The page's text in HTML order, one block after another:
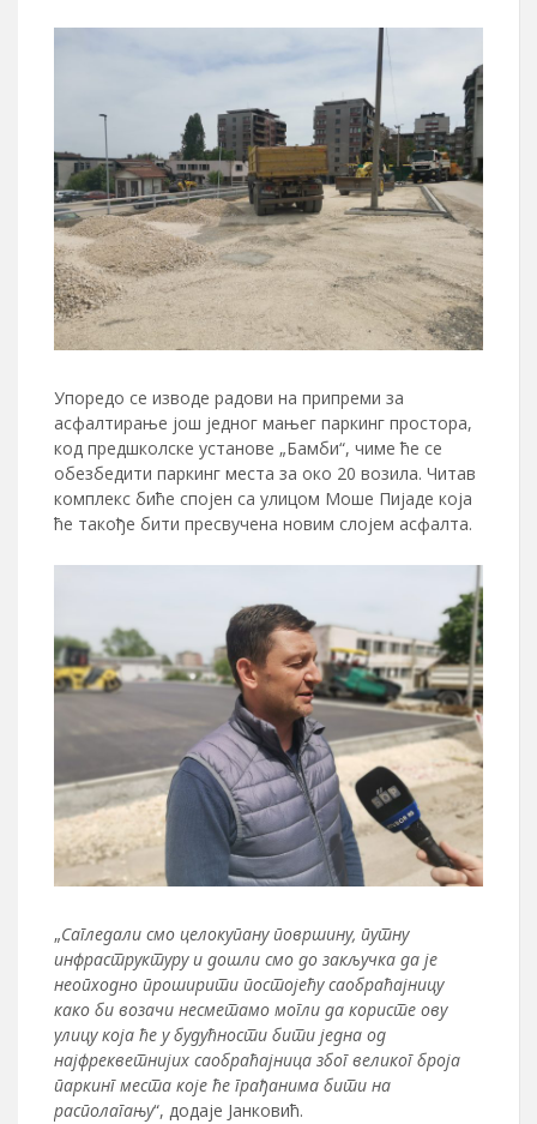
Упоредо се изводе радови на припреми за
асфалтирање још једног мањег паркинг простора,
код предшколске установе „Бамби“, чиме ће се
обезбедити паркинг места за око 20 возила. Читав
комплекс биће спојен са улицом Моше Пијаде која
ће такође бити пресвучена новим слојем асфалта.
„Сагледали смо целокупану површину, путну
инфраструктуру и дошли смо до закључка да је
неопходно проширити постојећу саобраћајницу
како би возачи несметамо могли да користе ову
улицу која ће у будућности бити једна од
најфрекветнијих саобраћајница због великог броја
паркинг места које ће грађанима бити на
располагању“, додаје Јанковић.